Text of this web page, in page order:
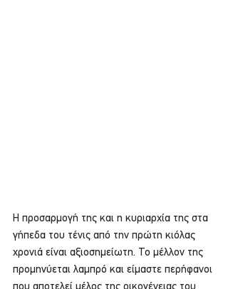
Η προσαρμογή της και η κυριαρχία της στα
γήπεδα του τένις από την πρώτη κιόλας
χρονιά είναι αξιοσημείωτη. Το μέλλον της
προμηνύεται λαμπρό και είμαστε περήφανοι